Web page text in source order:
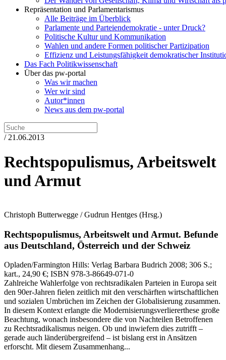
Repräsentation und Parlamentarismus
Alle Beiträge im Überblick
Parlamente und Parteiendemokratie - unter Druck?
Politische Kultur und Kommunikation
Wahlen und andere Formen politischer Partizipation
Effizienz und Leistungsfähigkeit demokratischer
Das Fach Politikwissenschaft
Über das pw-portal
Was wir machen
Wer wir sind
Autor*innen
News aus dem pw-portal
/ 21.06.2013
Rechtspopulismus, Arbeitswelt
und Armut
Christoph Butterwegge / Gudrun Hentges (Hrsg.)
Rechtspopulismus, Arbeitswelt und Armut. Befunde
aus Deutschland, Österreich und der Schweiz
Opladen/Farmington Hills: Verlag Barbara Budrich 2008; 306 S.;
kart., 24,90 €; ISBN 978-3-86649-071-0
Zahlreiche Wahlerfolge von rechtsradikalen Parteien in Europa seit
den 90er-Jahren fielen zeitlich mit den verschärften wirtschaftlichen
und sozialen Umbrüchen im Zeichen der Globalisierung zusammen.
In diesem Kontext erlangte die Modernisierungsverliererthese große
Beachtung, wonach insbesondere die von Nachteilen Betroffenen
zu Rechtsradikalismus neigen. Ob und inwiefern dies zutrifft –
gerade auch länderübergreifend – ist bislang erst in Ansätzen
erforscht. Mit diesem Zusammenhang...